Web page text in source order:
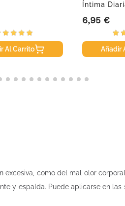
Al Carrito
Íntima
Precio
6,95 €
Añadir
como del mal olor
y espalda. Puede aplicarse en las